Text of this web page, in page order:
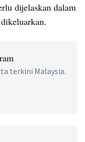
dijelaskan dalam
terkini Malaysia.